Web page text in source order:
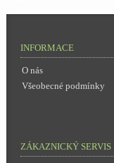
INFORMACE
O nás
Všeobecné podmínky
ZÁKAZNICKÝ SERVIS